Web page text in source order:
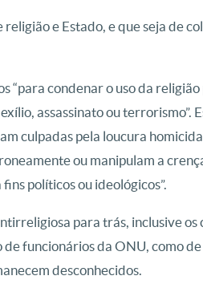
e Estado, e que seja de
“para condenar o uso da
assassinato ou terrorismo”.
culpadas pela loucura
ou manipulam a
políticos ou ideológicos”.
para trás, inclusive os
funcionários da ONU, como
desconhecidos.